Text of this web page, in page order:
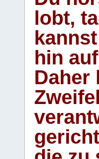
lobt,
hin
Daher